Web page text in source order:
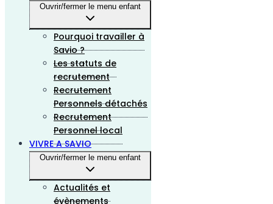
Ouvrir/fermer le menu enfant
Pourquoi travailler à
Savio ?
Les statuts de
recrutement
Recrutement
Personnels détachés
Recrutement
Personnel local
VIVRE A SAVIO
Ouvrir/fermer le menu enfant
Actualités et
évènements